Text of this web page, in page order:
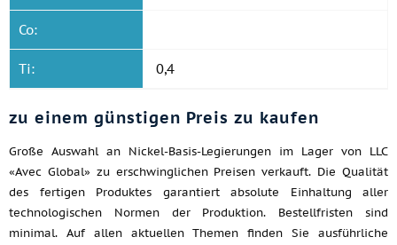
Co:
Ti: 0,4
zu einem günstigen Preis zu kaufen
Große Auswahl an Nickel-Basis-Legierungen im Lager von LLC
«Avec Global» zu erschwinglichen Preisen verkauft. Die Qualität
des fertigen Produktes garantiert absolute Einhaltung aller
technologischen Normen der Produktion. Bestellfristen sind
minimal. Auf allen aktuellen Themen finden Sie ausführliche